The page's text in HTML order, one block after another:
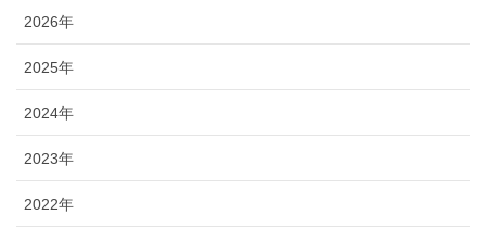
2026年
2025年
2024年
2023年
2022年